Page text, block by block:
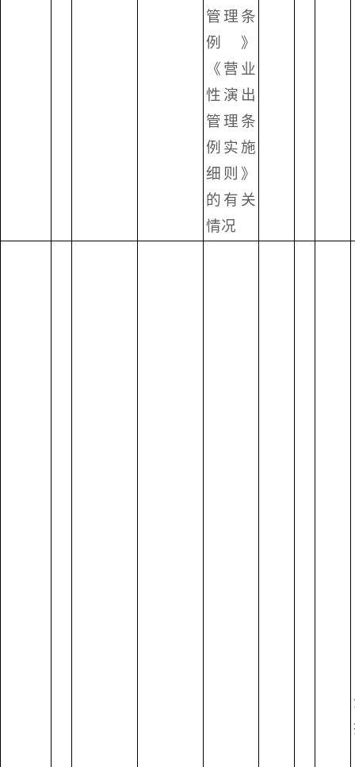
管理条
例》
《营业
性演出
管理条
例实施
细则》
的有关
情况